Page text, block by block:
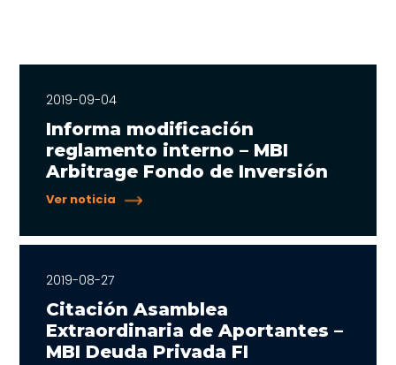
2019-09-04
Informa modificación
reglamento interno – MBI
Arbitrage Fondo de Inversión
Ver noticia
2019-08-27
Citación Asamblea
Extraordinaria de Aportantes –
MBI Deuda Privada FI